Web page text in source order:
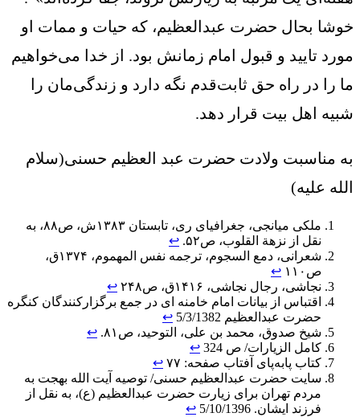
خوشا بحال حضرت عبدالعظیم، که حیات و ممات او
مورد تایید و قبول امام زمانش بود. از خدا می‌خواهیم
ما را در راه حق ثابت‌قدم نگه دارد و زندگی‌مان را
شبیه اهل بیت قرار دهد.
به مناسبت ولادت حضرت عبد العظیم حسنی(سلام
الله علیه)
ملکی میانجی، جغرافیای ری، تابستان ۱۳۸۳ش، ص۸۸، به
نقل از نزهة القلوب، ص۵۲.
↩︎
شعرانی، دمع السجوم، ترجمه نفس المهموم، ۱۳۷۴ق،
ص۱۱۰
↩︎
نجاشی، رجال نجاشی، ۱۴۱۶ق، ص۲۴۸
↩︎
اقتباس از بیانات امام خامنه ای در جمع برگزارکنندگان کنگره
حضرت عبدالعظیم 5/3/1382
↩︎
شیخ صدوق، محمد بن علی، التوحید، ص۸۱.
↩︎
کامل الزیارات/ ص 324
↩︎
کتاب پابه‌پای آفتاب صفحه: ۷۷
↩︎
سایت حضرت عبدالعظیم حسنی/ توصیه آیت الله بهجت به
مردم تهران برای زیارت حضرت عبدالعظیم (ع)، به نقل از
فرزند ایشان. 5/10/1396
↩︎